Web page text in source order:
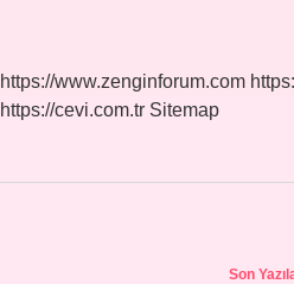
https://www.zenginforum.com
https://cevi.com.tr Sitemap
Son